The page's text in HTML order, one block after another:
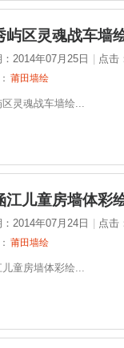
屿区灵魂战车墙
2014年07月25日 点击
莆田墙绘
灵魂战车墙绘...
江儿童房墙体彩
2014年07月24日 点击
莆田墙绘
童房墙体彩绘...